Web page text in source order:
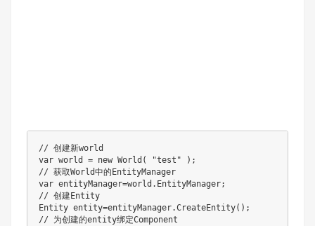
// 创建新world
var world = new World( "test" );
// 获取World中的EntityManager
var entityManager=world.EntityManager;
// 创建Entity
Entity entity=entityManager.CreateEntity();
// 为创建的entity绑定Component